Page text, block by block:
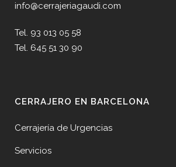
info@cerrajeriagaudi.com
Tel. 93 013 05 58
Tel. 645 51 30 90
CERRAJERO EN BARCELONA
Cerrajería de Urgencias
Servicios